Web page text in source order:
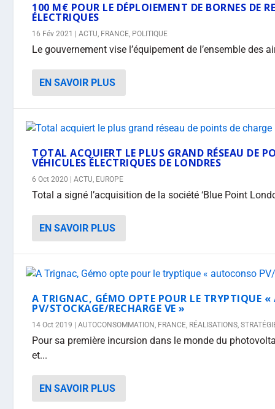
100 M€ POUR LE DÉPLOIEMENT DE BORNES DE
ÉLECTRIQUES
16 Fév 2021 |ACTU, FRANCE, POLITIQUE
Le gouvernement vise l’équipement de l’ensemble des
EN SAVOIR PLUS
TOTAL ACQUIERT LE PLUS GRAND RÉSEAU DE
VÉHICULES ÉLECTRIQUES DE LONDRES
6 Oct 2020 |ACTU, EUROPE
Total a signé l’acquisition de la société ‘Blue Point
EN SAVOIR PLUS
A TRIGNAC, GÉMO OPTE POUR LE TRYPTIQUE
PV/STOCKAGE/RECHARGE VE »
14 Oct 2019 |AUTOCONSOMMATION, FRANCE, RÉALISATIONS,
Pour sa première incursion dans le monde du
et...
EN SAVOIR PLUS